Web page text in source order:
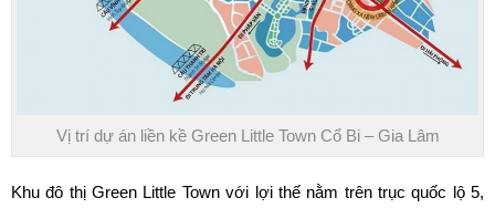
Vị trí dự án liền kề Green Little Town Cổ Bi – Gia Lâm
Khu đô thịGreen Little Townvới lợi thế nằm trên trục quốc lộ 5,